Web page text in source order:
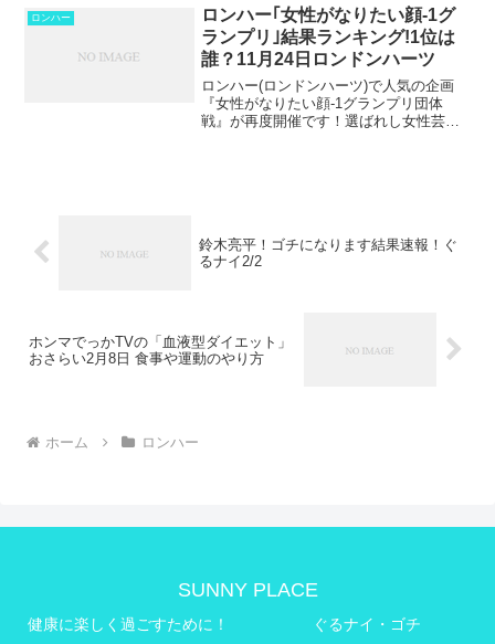
キング！２５ｍ自由形レースみなさんク
ロールで泳い...
ロンハー
ロンハー｢女性がなりたい顔-1グ
ランプリ｣結果ランキング!1位は
誰？11月24日ロンドンハーツ
ロンハー(ロンドンハーツ)で人気の企画
『女性がなりたい顔-1グランプリ団体
戦』が再度開催です！選ばれし女性芸能
鈴木亮平！ゴチになります結果速報！ぐ
るナイ2/2
ホンマでっかTVの「血液型ダイエット」
おさらい2月8日 食事や運動のやり方
ホーム ロンハー
SUNNY PLACE
健康に楽しく過ごすために！ ぐるナイ・ゴチ